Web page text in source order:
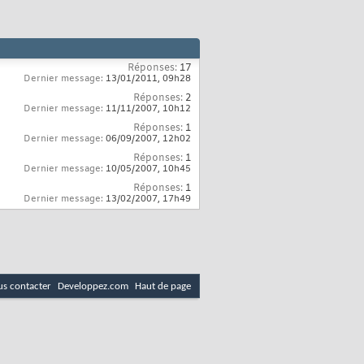
Réponses: 17
Dernier message: 13/01/2011, 09h28
Réponses: 2
Dernier message: 11/11/2007, 10h12
Réponses: 1
Dernier message: 06/09/2007, 12h02
Réponses: 1
Dernier message: 10/05/2007, 10h45
Réponses: 1
Dernier message: 13/02/2007, 17h49
contacter Developpez.com Haut de page